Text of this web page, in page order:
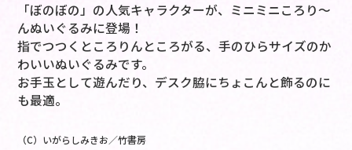
「ぼのぼの」の人気キャラクターが、ミニミニころり～
んぬいぐるみに登場！
指でつつくところりんところがる、手のひらサイズのか
わいいぬいぐるみです。
お手玉として遊んだり、デスク脇にちょこんと飾るのに
も最適。
（C）いがらしみきお／竹書房